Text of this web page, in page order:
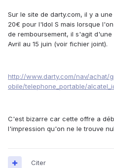
Sur le site de darty.com, il y a
20€ pour l'Idol S mais lorsque
de remboursement, il s'agit
Avril au 15 juin (voir fichier joint).
http://www.darty.com/nav/achat/
obile/telephone_portable/
C'est bizarre car cette offre a
l'impression qu'on ne le trouve
Citer